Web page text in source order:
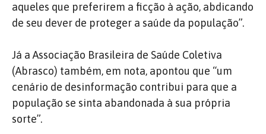
aqueles que preferirem a ficção à ação, abdicando
de seu dever de proteger a saúde da população”.
Já a Associação Brasileira de Saúde Coletiva
(Abrasco) também, em nota, apontou que “um
cenário de desinformação contribui para que a
população se sinta abandonada à sua própria
sorte”.